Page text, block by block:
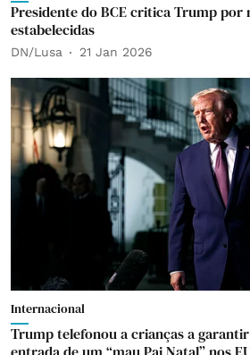
Presidente do BCE critica Trump por
estabelecidas
DN/Lusa 21 Jan 2026
Internacional
Trump telefonou a crianças a